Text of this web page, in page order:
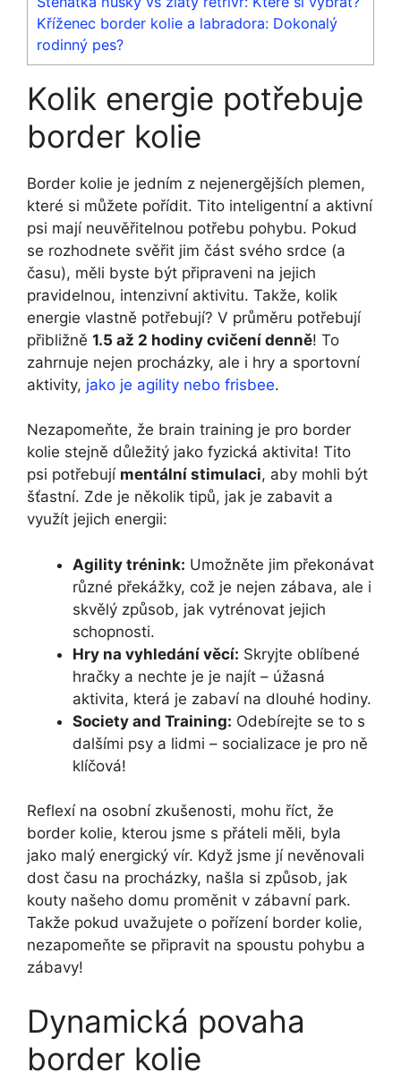
Kříženec border kolie a labradora: Dokonalý
rodinný pes?
Kolik energie potřebuje
border kolie
Border kolie je jedním z nejenergějších plemen,
které si můžete pořídit. Tito inteligentní a aktivní
psi mají neuvěřitelnou potřebu pohybu. Pokud
se rozhodnete svěřit jim část svého srdce (a
času), měli byste být připraveni na jejich
pravidelnou, intenzivní aktivitu. Takže, kolik
energie vlastně potřebují? V průměru potřebují
přibližně 1.5 až 2 hodiny cvičení denně! To
zahrnuje nejen procházky, ale i hry a sportovní
aktivity, jako je agility nebo frisbee.
Nezapomeňte, že brain training je pro border
kolie stejně důležitý jako fyzická aktivita! Tito
psi potřebují mentální stimulaci, aby mohli být
šťastní. Zde je několik tipů, jak je zabavit a
využít jejich energii:
Agility trénink: Umožněte jim překonávat
různé překážky, což je nejen zábava, ale i
skvělý způsob, jak vytrénovat jejich
schopnosti.
Hry na vyhledání věcí: Skryjte oblíbené
hračky a nechte je je najít – úžasná
aktivita, která je zabaví na dlouhé hodiny.
Society and Training: Odebírejte se to s
dalšími psy a lidmi – socializace je pro ně
klíčová!
Reflexí na osobní zkušenosti, mohu říct, že
border kolie, kterou jsme s přáteli měli, byla
jako malý energický vír. Když jsme jí nevěnovali
dost času na procházky, našla si způsob, jak
kouty našeho domu proměnit v zábavní park.
Takže pokud uvažujete o pořízení border kolie,
nezapomeňte se připravit na spoustu pohybu a
zábavy!
Dynamická povaha
border kolie